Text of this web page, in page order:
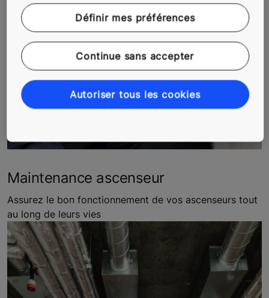
Maintenance ascenseur
Assurez le bon fonctionnement de vos ascenseurs tout
au long de leurs vies
Définir mes préférences
Continue sans accepter
Autoriser tous les cookies